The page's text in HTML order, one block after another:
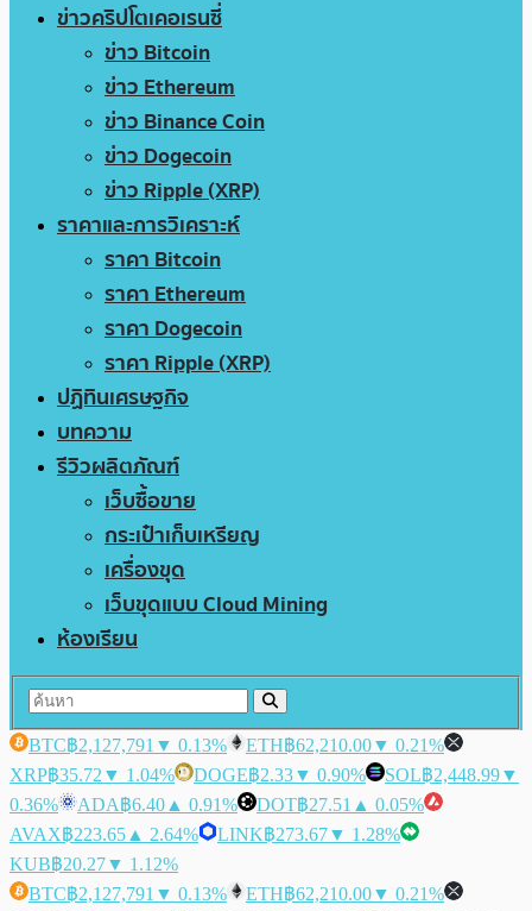
ข่าวคริปโตเคอเรนซี่
ข่าว Bitcoin
ข่าว Ethereum
ข่าว Binance Coin
ข่าว Dogecoin
ข่าว Ripple (XRP)
ราคาและการวิเคราะห์
ราคา Bitcoin
ราคา Ethereum
ราคา Dogecoin
ราคา Ripple (XRP)
ปฏิทินเศรษฐกิจ
บทความ
รีวิวผลิตภัณฑ์
เว็บซื้อขาย
กระเป๋าเก็บเหรียญ
เครื่องขุด
เว็บขุดแบบ Cloud Mining
ห้องเรียน
BTC฿2,127,791 ▼ 0.13% ETH฿62,210.00▼ 0.21%
XRP฿35.72 ▼ 1.04% DOGE฿2.33▼ 0.90% SOL฿2,448.99▼
0.36%
ADA฿6.40 ▲ 0.91% DOT฿27.51 ▲ 0.05%
AVAX฿223.65 ▲ 2.64% LINK฿273.67▼ 1.28%
KUB฿20.27▼ 1.12%
BTC฿2,127,791 ▼ 0.13% ETH฿62,210.00▼ 0.21%